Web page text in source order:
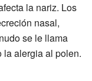
la nariz. Los
nasal,
se le llama
la alergia al polen.